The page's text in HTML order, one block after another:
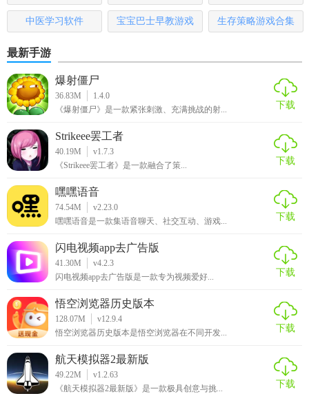
自定义战役的地图、兵种、武器等参数，创造出属于自己的
独特战斗体验。
【风暴行动游戏官方正版测评】
《风暴行动》官方正版游戏以其高度还原的战场环境、丰富
多样的战术策略以及紧张刺激的战斗体验，赢得了广大玩家
提供了广阔的选择空间；复杂的战场环境和深度的策略系
统，则让玩家在享受战斗乐趣的同时，也能锻炼自己的思维
能力和决策能力。此外，游戏还设有丰富的社交互动功能，
让玩家在战斗中不再孤单，可以与其他玩家共同交流和学
习。总体来说，《风暴行动》是一款值得一试的军事策略类
手机游戏。
中医学习软件 宝宝巴士早教游戏 生存策略游戏合集
最新手游
爆射僵尸
36.83M
1.4.0
《爆射僵尸》是一款紧张刺激、充满挑战的射...
下载
Strikeee罢工者
40.19M
v1.7.3
《Strikeee罢工者》是一款融合了策...
下载
嘿嘿语音
74.54M
v2.23.0
嘿嘿语音是一款集语音聊天、社交互动、游戏...
下载
闪电视频app去广告版
41.30M
v4.2.3
闪电视频app去广告版是一款专为视频爱好...
下载
悟空浏览器历史版本
128.07M
v12.9.4
悟空浏览器历史版本是悟空浏览器在不同开发...
下载
航天模拟器2最新版
49.22M
v1.2.63
《航天模拟器2最新版》是一款极具创意与挑...
下载